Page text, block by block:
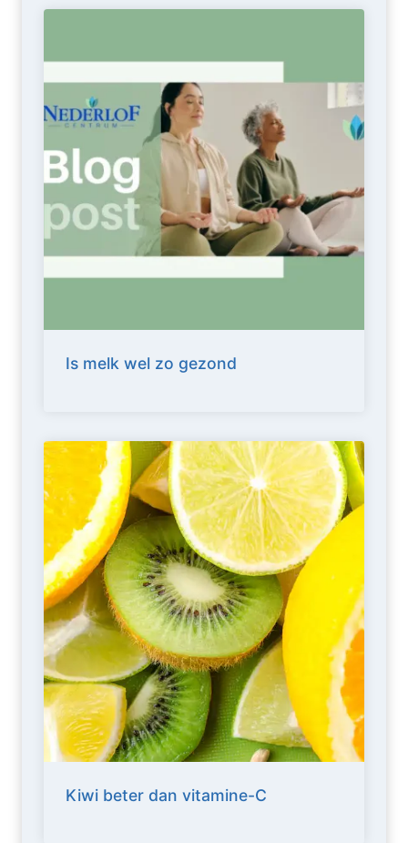
Is melk wel zo gezond
Kiwi beter dan vitamine-C